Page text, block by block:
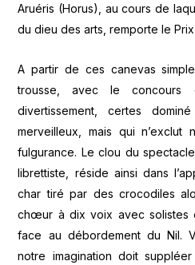
Aruéris (Horus), au cours de
du dieu des arts, remporte le
A partir de ces canevas
trousse, avec le concours
divertissement, certes
merveilleux, mais qui
fulgurance. Le clou du
librettiste, réside ainsi dans
char tiré par des crocodiles
chœur à dix voix avec solistes
face au débordement du Nil.
notre imagination doit